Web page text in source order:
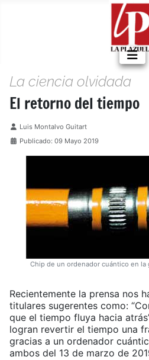
La ciencia olvidada
El retorno del tiempo
Detalles
Luis Montalvo Guitart
Publicado: 09 Mayo 2019
Chip de un ordenador cuántico en la
Recientemente la prensa nos
titulares sugerentes como:
que el tiempo fluya hacia
logran revertir el tiempo una
gracias a un ordenador
ambos del 13 de marzo de